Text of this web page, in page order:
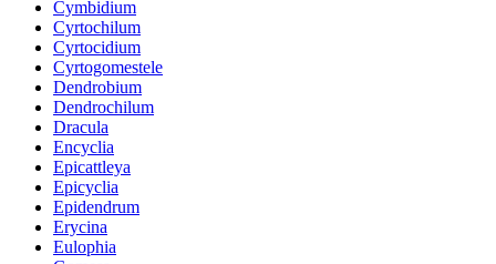
Cymbidium
Cyrtochilum
Cyrtocidium
Cyrtogomestele
Dendrobium
Dendrochilum
Dracula
Encyclia
Epicattleya
Epicyclia
Epidendrum
Erycina
Eulophia